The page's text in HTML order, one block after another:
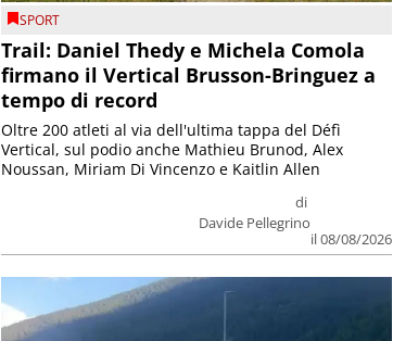
SPORT
Trail: Daniel Thedy e Michela Comola
firmano il Vertical Brusson-Bringuez a
tempo di record
di
Davide Pellegrino
il 08/08/2026
Oltre 200 atleti al via dell'ultima tappa del Défì
Vertical, sul podio anche Mathieu Brunod, Alex
Noussan, Miriam Di Vincenzo e Kaitlin Allen